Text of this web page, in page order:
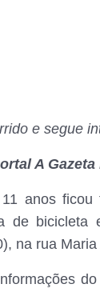
e segue
A Gazeta
anos
de
na rua